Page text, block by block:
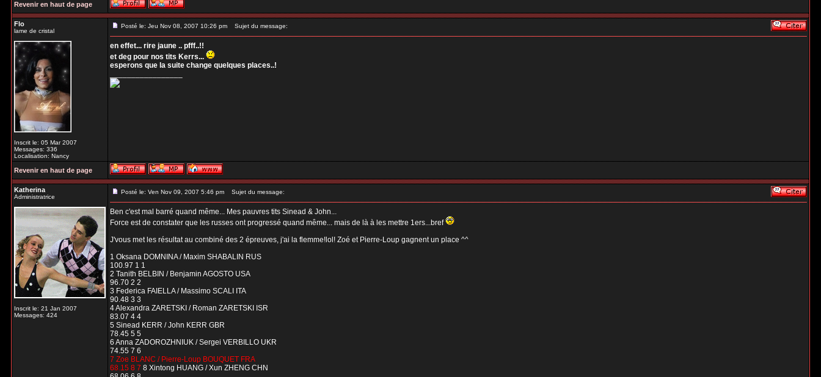
Revenir en haut de page
Flo
lame de cristal
Inscrit le: 05 Mar 2007
Messages: 336
Localisation: Nancy
Posté le: Jeu Nov 08, 2007 10:26 pm Sujet du message:
en effet... rire jaune .. pfff..!!
et deg pour nos tits Kerrs...
esperons que la suite change quelques places..!
_________________
Revenir en haut de page
Katherina
Administratrice
Inscrit le: 21 Jan 2007
Messages: 424
Posté le: Ven Nov 09, 2007 5:46 pm Sujet du message:
Ben c'est mal barré quand même... Mes pauvres tits Sinead & John...
Force est de constater que les russes ont progressé quand même... mais de là à les mettre 1ers...bref
J'vous met les résultat au combiné des 2 épreuves, j'ai la flemme!lol! Zoé et Pierre-Loup gagnent un place ^^
1 Oksana DOMNINA / Maxim SHABALIN RUS
100.97 1 1
2 Tanith BELBIN / Benjamin AGOSTO USA
96.70 2 2
3 Federica FAIELLA / Massimo SCALI ITA
90.48 3 3
4 Alexandra ZARETSKI / Roman ZARETSKI ISR
83.07 4 4
5 Sinead KERR / John KERR GBR
78.45 5 5
6 Anna ZADOROZHNIUK / Sergei VERBILLO UKR
74.55 7 6
7 Zoe BLANC / Pierre-Loup BOUQUET FRA
68.15 8 78 Xintong HUANG / Xun ZHENG CHN